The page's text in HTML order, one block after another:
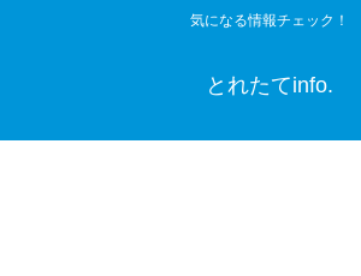
気になる情報チェック！
とれたてinfo.